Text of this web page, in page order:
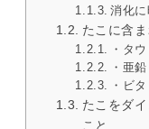
消化
たこに含
・タ
・亜鉛
・ビ
たこをダ
こと